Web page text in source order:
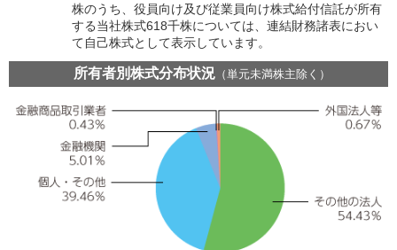
株のうち、役員向け及び従業員向け株式給付信託が所有
する当社株式618千株については、連結財務諸表におい
て自己株式として表示しています。
所有者別株式分布状況 （単元未満株主除く）